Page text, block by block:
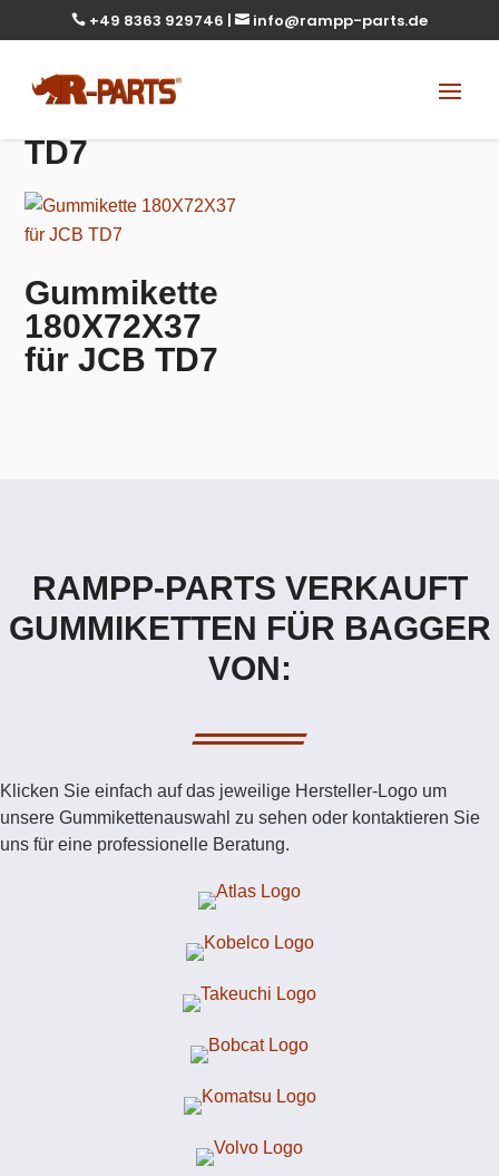
 +49 8363 929746 |  info@rampp-parts.de
TD7
Gummikette
180X72X37
für JCB TD7
RAMPP-PARTS VERKAUFT
GUMMIKETTEN FÜR BAGGER
VON:
Klicken Sie einfach auf das jeweilige Hersteller-Logo um
unsere Gummikettenauswahl zu sehen oder kontaktieren Sie
uns für eine professionelle Beratung.